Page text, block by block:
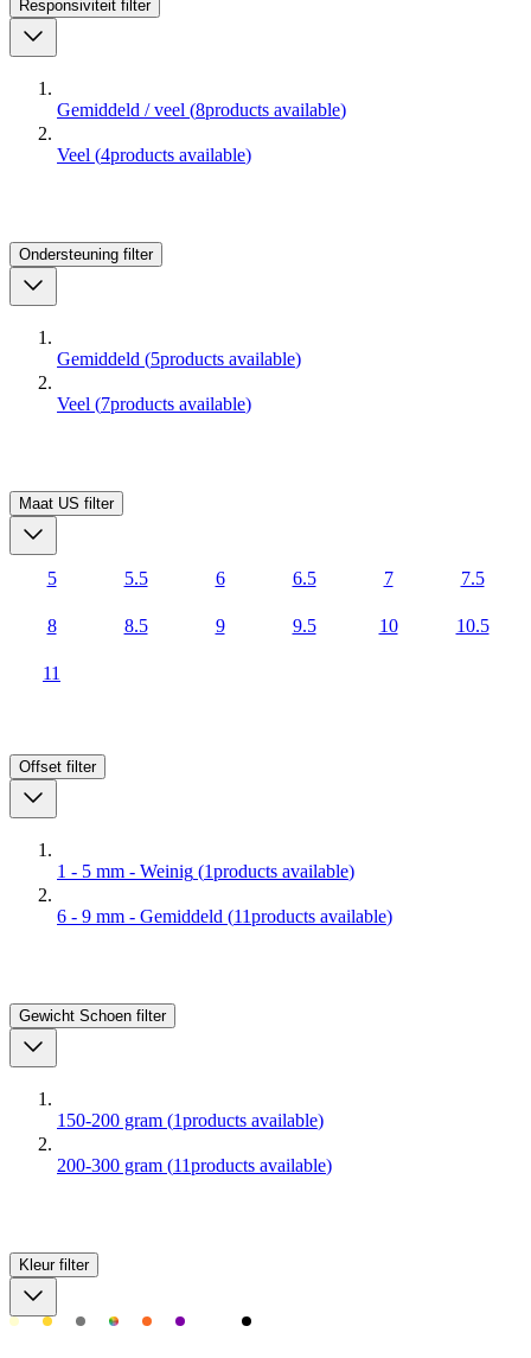
Responsiviteit filter
Gemiddeld / veel (8products available)
Veel (4products available)
Ondersteuning filter
Gemiddeld (5products available)
Veel (7products available)
Maat US filter
5 5.5 6 6.5 7 7.5
8 8.5 9 9.5 10 10.5
11
Offset filter
1 - 5 mm - Weinig (1products available)
6 - 9 mm - Gemiddeld (11products available)
Gewicht Schoen filter
150-200 gram (1products available)
200-300 gram (11products available)
Kleur filter